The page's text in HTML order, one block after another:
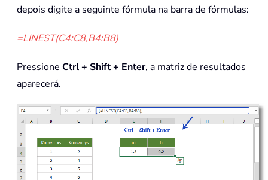
depois digite a seguinte fórmula na barra de fórmulas:
=LINEST(C4:C8,B4:B8)
Pressione Ctrl + Shift + Enter, a matriz de resultados
aparecerá.